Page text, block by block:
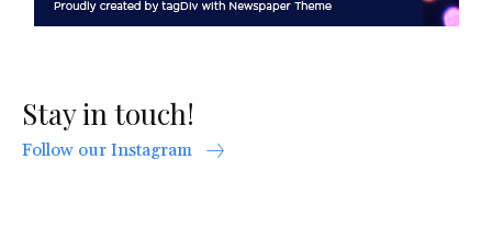
Stay in touch!
Follow our Instagram